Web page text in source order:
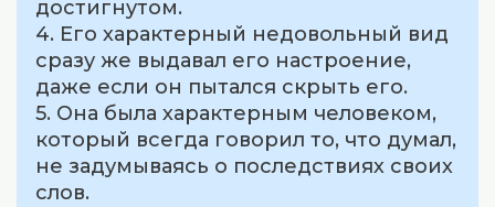
достигнутом.
4. Его характерный недовольный вид
сразу же выдавал его настроение,
даже если он пытался скрыть его.
5. Она была характерным человеком,
который всегда говорил то, что думал,
не задумываясь о последствиях своих
слов.